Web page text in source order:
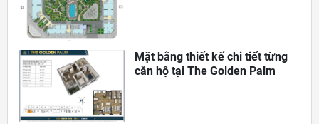
Mặt bằng thiết kế chi tiết từng
căn hộ tại The Golden Palm